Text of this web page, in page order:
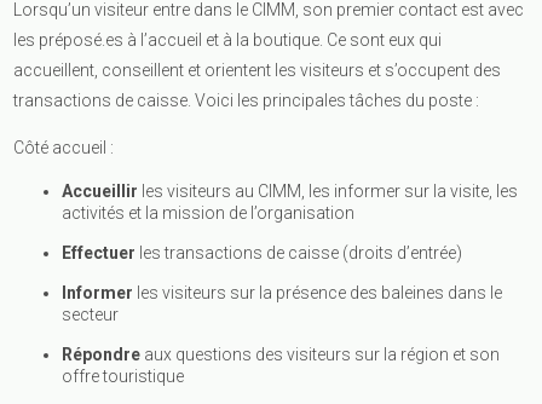
Lorsqu’un visiteur entre dans le CIMM, son premier contact est avec
les préposé.es à l’accueil et à la boutique. Ce sont eux qui
accueillent, conseillent et orientent les visiteurs et s’occupent des
transactions de caisse. Voici les principales tâches du poste :
Côté accueil :
Accueillir les visiteurs au CIMM, les informer sur la visite, les
activités et la mission de l’organisation
Effectuer les transactions de caisse (droits d’entrée)
Informer les visiteurs sur la présence des baleines dans le
secteur
Répondre aux questions des visiteurs sur la région et son
offre touristique